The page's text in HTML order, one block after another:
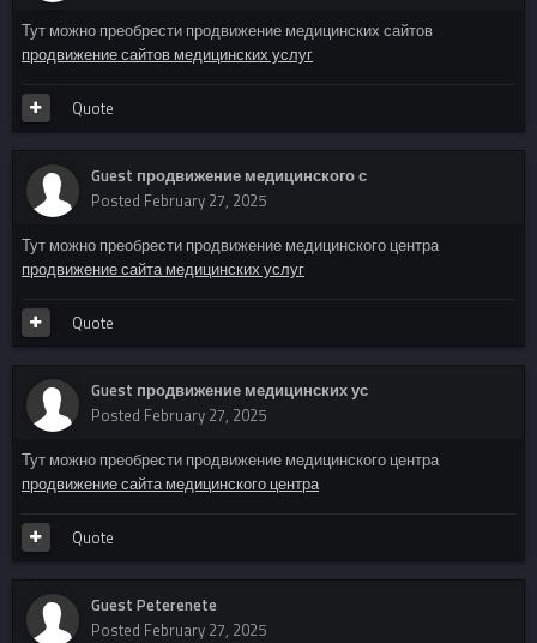
Тут можно преобрести продвижение медицинских сайтов
продвижение сайтов медицинских услуг
Quote
Guest продвижение медицинского с
Posted February 27, 2025
Тут можно преобрести продвижение медицинского центра
продвижение сайта медицинских услуг
Quote
Guest продвижение медицинских ус
Posted February 27, 2025
Тут можно преобрести продвижение медицинского центра
продвижение сайта медицинского центра
Quote
Guest Peterenete
Posted February 27, 2025